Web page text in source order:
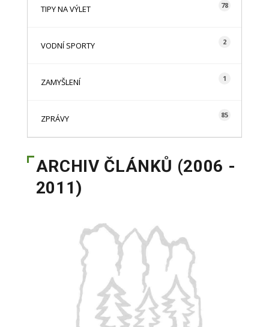
TIPY NA VÝLET 78
VODNÍ SPORTY 2
ZAMYŠLENÍ 1
ZPRÁVY 85
ARCHIV ČLÁNKŮ (2006 -
2011)